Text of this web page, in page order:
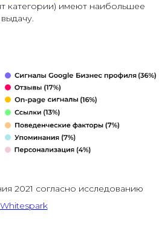
категории) имеют наибольшее
2021 согласно исследованию
Whitespark